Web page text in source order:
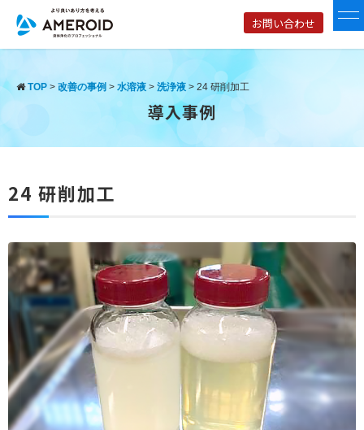
お問い合わせ
TOP > 改善の事例 > 水溶液 > 洗浄液 > 24 研削加工
導入事例
24 研削加工